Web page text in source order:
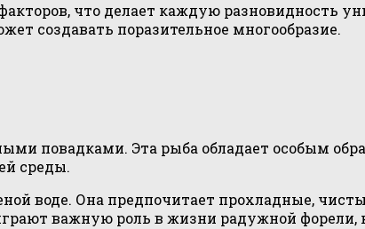
что делает каждую разновидность
создавать поразительное многообразие.
повадками. Эта рыба обладает особым
среды.
воде. Она предпочитает прохладные,
важную роль в жизни радужной форели,